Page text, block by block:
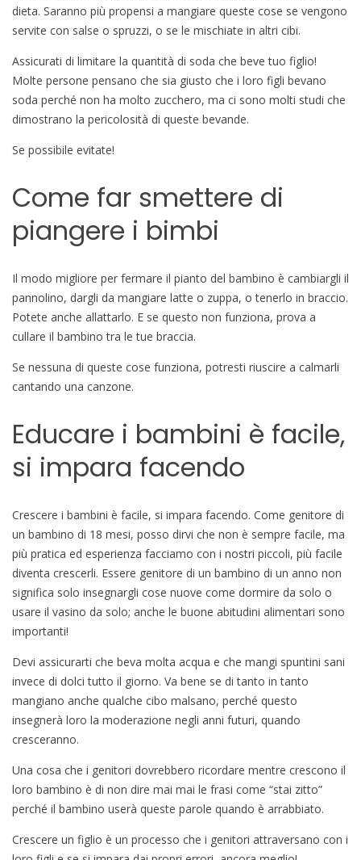
dieta. Saranno più propensi a mangiare queste cose se vengono
servite con salse o spruzzi, o se le mischiate in altri cibi.
Assicurati di limitare la quantità di soda che beve tuo figlio!
Molte persone pensano che sia giusto che i loro figli bevano
soda perché non ha molto zucchero, ma ci sono molti studi che
dimostrano la pericolosità di queste bevande.
Se possibile evitate!
Come far smettere di
piangere i bimbi
Il modo migliore per fermare il pianto del bambino è cambiargli il
pannolino, dargli da mangiare latte o zuppa, o tenerlo in braccio.
Potete anche allattarlo. E se questo non funziona, prova a
cullare il bambino tra le tue braccia.
Se nessuna di queste cose funziona, potresti riuscire a calmarli
cantando una canzone.
Educare i bambini è facile,
si impara facendo
Crescere i bambini è facile, si impara facendo. Come genitore di
un bambino di 18 mesi, posso dirvi che non è sempre facile, ma
più pratica ed esperienza facciamo con i nostri piccoli, più facile
diventa crescerli. Essere genitore di un bambino di un anno non
significa solo insegnargli cose nuove come dormire da solo o
usare il vasino da solo; anche le buone abitudini alimentari sono
importanti!
Devi assicurarti che beva molta acqua e che mangi spuntini sani
invece di dolci tutto il giorno. Va bene se di tanto in tanto
mangiano anche qualche cibo malsano, perché questo
insegnerà loro la moderazione negli anni futuri, quando
cresceranno.
Una cosa che i genitori dovrebbero ricordare mentre crescono il
loro bambino è di non dire mai mai le frasi come “stai zitto”
perché il bambino userà queste parole quando è arrabbiato.
Crescere un figlio è un processo che i genitori attraversano con i